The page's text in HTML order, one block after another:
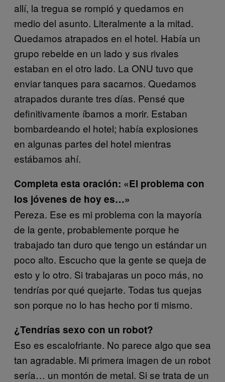
allí, la tregua se rompió y quedamos en
medio del asunto. Literalmente a la mitad.
Quedamos atrapados en el hotel. Había un
grupo rebelde en un lado y sus rivales
estaban en el otro lado. La ONU tuvo que
enviar tanques para sacarnos. Quedamos
atrapados durante tres días. Pensé que
definitivamente íbamos a morir. Estaban
bombardeando el hotel; había explosiones
en algunas partes del hotel mientras
estábamos ahí.
Completa esta oración: «El problema con
los jóvenes de hoy es…»
Pereza. Ese es mi problema con la mayoría
de la gente, probablemente porque he
trabajado tan duro que tengo un estándar un
poco alto. Escucho que la gente se queja de
esto y lo otro. Si trabajaras un poco más, no
tendrías por qué quejarte. Todas tus quejas
son porque no lo has hecho por ti mismo.
¿Tendrías sexo con un robot?
Eso es escalofriante. No parece algo que sea
tan agradable. Mi primera imagen de un robot
sería… un montón de metal. Si se trata de un